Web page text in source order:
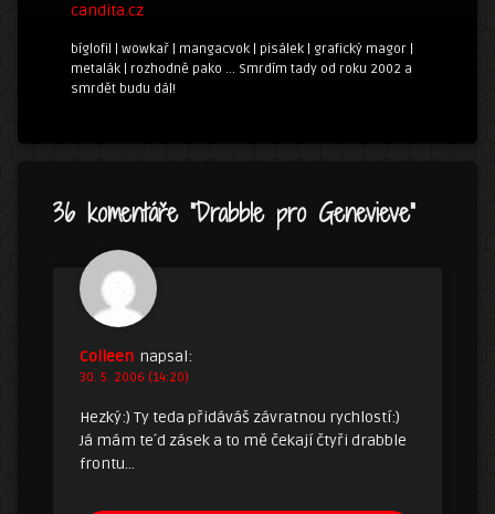
candita.cz
bíglofil | wowkař | mangacvok | pisálek | grafický magor |
metalák | rozhodně pako ... Smrdím tady od roku 2002 a
smrdět budu dál!
36 komentáře “Drabble pro Genevieve”
Colleen napsal:
30. 5. 2006 (14:20)
Hezký:) Ty teda přidáváš závratnou rychlostí:)
Já mám te´d zásek a to mě čekají čtyři drabble
frontu…